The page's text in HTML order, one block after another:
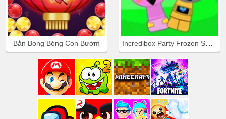
Bắn Bong Bóng Con Bướm Incredibox Party Frozen Sprunki Beat